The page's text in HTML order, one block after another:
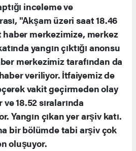
inceleme ve
"Akşam üzeri saat 18.46
haber merkezimize, merkez
yangın çıktığı anonsu
merkezimiz tarafından da
veriliyor. İtfaiyemiz de
vakit geçirmeden olay
18.52 sıralarında
Yangın çıkan yer arşiv katı.
bir bölümde tabi arşiv çok
oluşuyor.